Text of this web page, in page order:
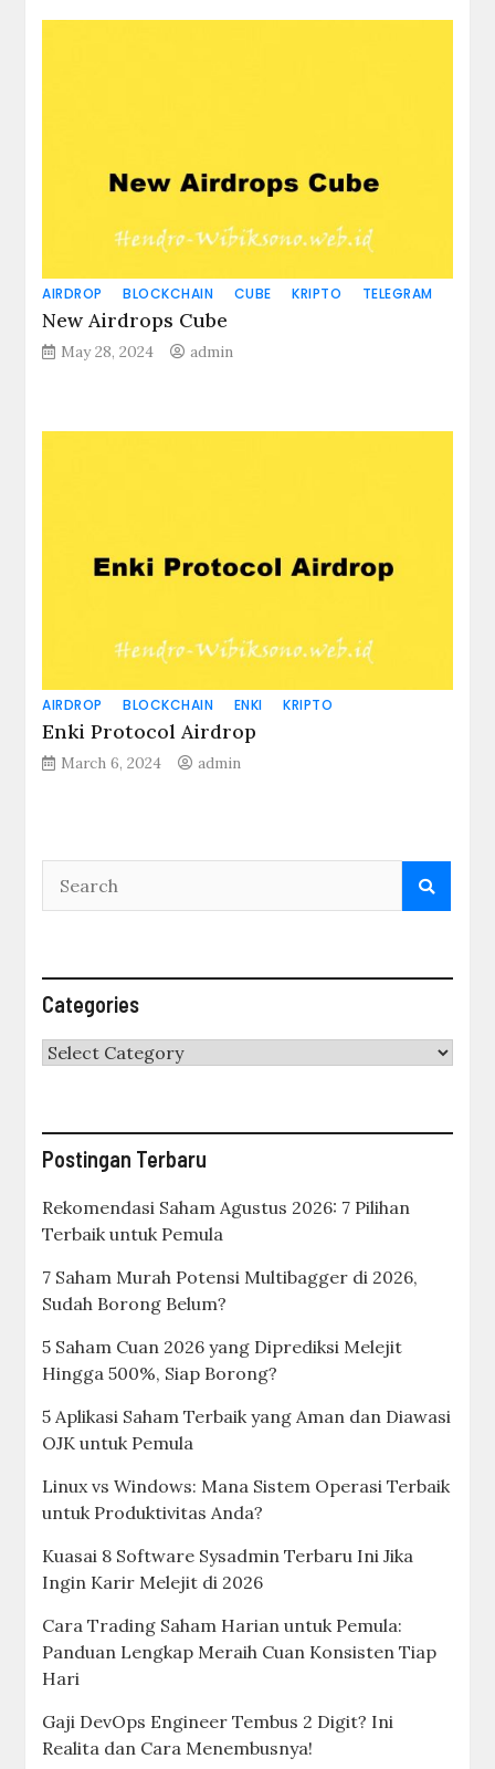
AIRDROP BLOCKCHAIN CUBE KRIPTO TELEGRAM
New Airdrops Cube
May 28, 2024 admin
AIRDROP BLOCKCHAIN ENKI KRIPTO
Enki Protocol Airdrop
March 6, 2024 admin
Categories
Categories
Postingan Terbaru
Rekomendasi Saham Agustus 2026: 7 Pilihan
Terbaik untuk Pemula
7 Saham Murah Potensi Multibagger di 2026,
Sudah Borong Belum?
5 Saham Cuan 2026 yang Diprediksi Melejit
Hingga 500%, Siap Borong?
5 Aplikasi Saham Terbaik yang Aman dan Diawasi
OJK untuk Pemula
Linux vs Windows: Mana Sistem Operasi Terbaik
untuk Produktivitas Anda?
Kuasai 8 Software Sysadmin Terbaru Ini Jika
Ingin Karir Melejit di 2026
Cara Trading Saham Harian untuk Pemula:
Panduan Lengkap Meraih Cuan Konsisten Tiap
Hari
Gaji DevOps Engineer Tembus 2 Digit? Ini
Realita dan Cara Menembusnya!